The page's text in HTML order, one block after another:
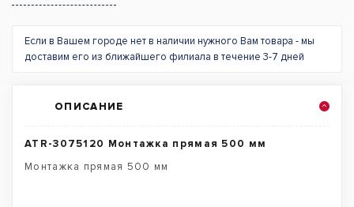
Если в Вашем городе нет в наличии нужного Вам товара - мы
доставим его из ближайшего филиала в течение 3-7 дней
ОПИСАНИЕ
ATR-3075120 Монтажка прямая 500 мм
Монтажка прямая 500 мм